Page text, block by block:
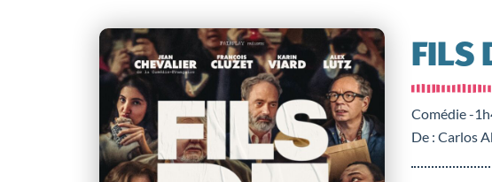
FILS
Comédie -
De : Carlos